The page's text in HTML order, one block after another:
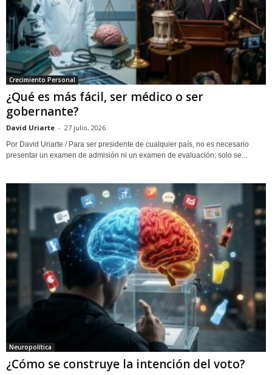
Crecimiento Personal
¿Qué es más fácil, ser médico o ser
gobernante?
David Uriarte - 27 julio, 2026
Por David Uriarte / Para ser presidente de cualquier país, no es necesario
presentar un examen de admisión ni un examen de evaluación; solo se...
Neuropolítica
¿Cómo se construye la intención del voto?